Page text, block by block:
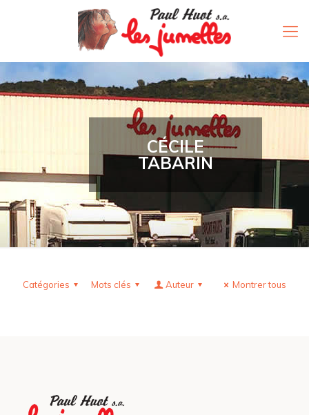
CÉCILE
TABARIN
Catégories Mots clés Auteur Montrer tous